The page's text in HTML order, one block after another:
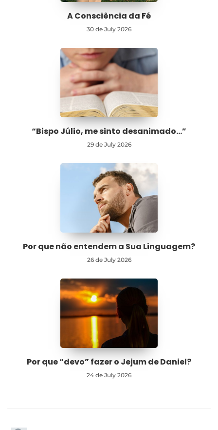
A Consciência da Fé
30 de July 2026
“Bispo Júlio, me sinto desanimado…”
29 de July 2026
Por que não entendem a Sua Linguagem?
26 de July 2026
Por que “devo” fazer o Jejum de Daniel?
24 de July 2026